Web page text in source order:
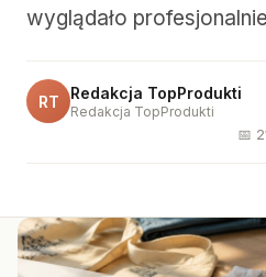
wyglądało
RT Redakcja TopProdukti
Redakcja TopProdukti
📅